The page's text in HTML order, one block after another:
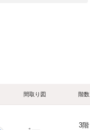
間取り図 階数
3階